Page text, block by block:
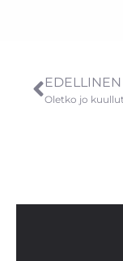
EDELLINEN